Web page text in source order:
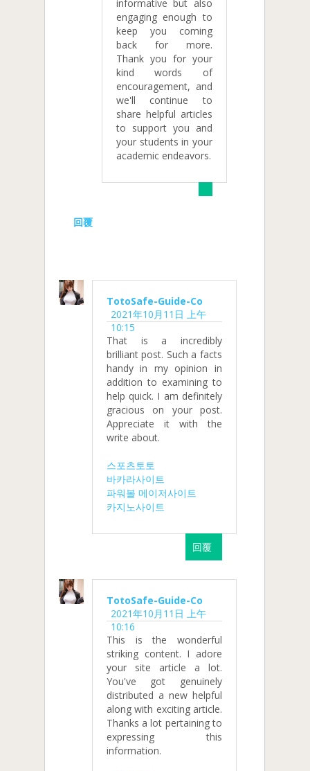
informative but also
engaging enough to
keep you coming
back for more.
Thank you for your
kind words of
encouragement, and
we'll continue to
share helpful articles
to support you and
your students in your
academic endeavors.
回覆
TotoSafe-Guide-Co
2021年10月11日 上午
10:15
That is a incredibly
brilliant post. Such a facts
handy in my opinion in
addition to examining to
help quick. I am definitely
gracious on your post.
Appreciate it with the
write about.
스포츠토토
바카라사이트
파워볼 메이저사이트
카지노사이트
回覆
TotoSafe-Guide-Co
2021年10月11日 上午
10:16
This is the wonderful
striking content. I adore
your site article a lot.
You've got genuinely
distributed a new helpful
along with exciting article.
Thanks a lot pertaining to
expressing this
information.